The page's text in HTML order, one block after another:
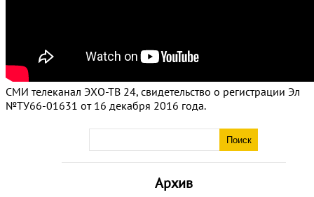
Архив
СМИ телеканал ЭХО-ТВ 24, свидетельство о регистрации Эл
№ТУ66-01631 от 16 декабря 2016 года.